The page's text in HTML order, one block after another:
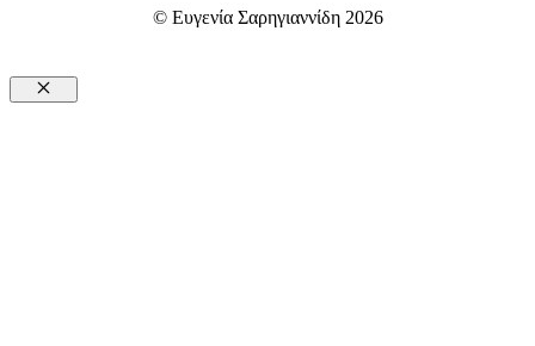
© Ευγενία Σαρηγιαννίδη 2026
Close